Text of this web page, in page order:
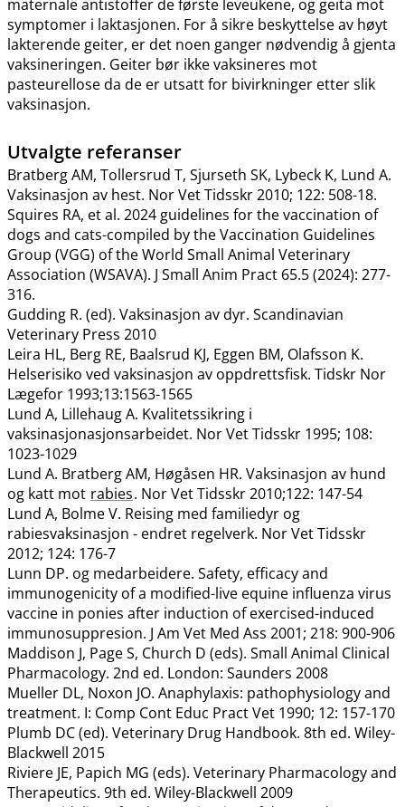
maternale antistoffer de første leveukene, og geita mot
symptomer i laktasjonen. For å sikre beskyttelse av høyt
lakterende geiter, er det noen ganger nødvendig å gjenta
vaksineringen. Geiter bør ikke vaksineres mot
pasteurellose da de er utsatt for bivirkninger etter slik
vaksinasjon.
Utvalgte referanser
Bratberg AM, Tollersrud T, Sjurseth SK, Lybeck K, Lund A.
Vaksinasjon av hest. Nor Vet Tidsskr 2010; 122: 508-18.
Squires RA, et al. 2024 guidelines for the vaccination of
dogs and cats-compiled by the Vaccination Guidelines
Group (VGG) of the World Small Animal Veterinary
Association (WSAVA). J Small Anim Pract 65.5 (2024): 277-
316.
Gudding R. (ed). Vaksinasjon av dyr. Scandinavian
Veterinary Press 2010
Leira HL, Berg RE, Baalsrud KJ, Eggen BM, Olafsson K.
Helserisiko ved vaksinasjon av oppdrettsfisk. Tidskr Nor
Lægefor 1993;13:1563-1565
Lund A, Lillehaug A. Kvalitetssikring i
vaksinasjonasjonsarbeidet. Nor Vet Tidsskr 1995; 108:
1023-1029
Lund A. Bratberg AM, Høgåsen HR. Vaksinasjon av hund
og katt mot rabies. Nor Vet Tidsskr 2010;122: 147-54
Lund A, Bolme V. Reising med familiedyr og
rabiesvaksinasjon - endret regelverk. Nor Vet Tidsskr
2012; 124: 176-7
Lunn DP. og medarbeidere. Safety, efficacy and
immunogenicity of a modified-live equine influenza virus
vaccine in ponies after induction of exercised-induced
immunosuppresion. J Am Vet Med Ass 2001; 218: 900-906
Maddison J, Page S, Church D (eds). Small Animal Clinical
Pharmacology. 2nd ed. London: Saunders 2008
Mueller DL, Noxon JO. Anaphylaxis: pathophysiology and
treatment. I: Comp Cont Educ Pract Vet 1990; 12: 157-170
Plumb DC (ed). Veterinary Drug Handbook. 8th ed. Wiley-
Blackwell 2015
Riviere JE, Papich MG (eds). Veterinary Pharmacology and
Therapeutics. 9th ed. Wiley-Blackwell 2009